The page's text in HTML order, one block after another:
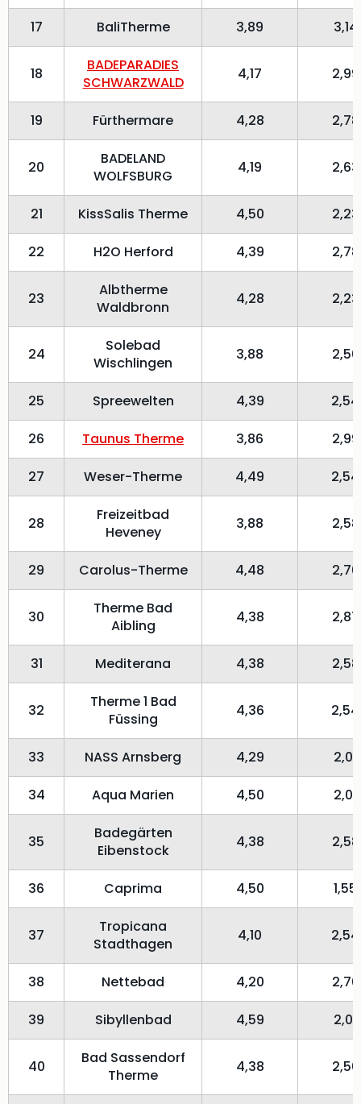
17 BaliTherme 3,89 3,14
18
BADEPARADIES
SCHWARZWALD
4,17 2,99
19 Fürthermare 4,28 2,78
20
BADELAND
WOLFSBURG
4,19 2,63
21 KissSalis Therme 4,50 2,23
22 H2O Herford 4,39 2,78
23
Albtherme
Waldbronn
4,28 2,23
24
Solebad
Wischlingen
3,88 2,50
25 Spreewelten 4,39 2,54
26 Taunus Therme 3,86 2,99
27 Weser-Therme 4,49 2,54
28
Freizeitbad
Heveney
3,88 2,58
29 Carolus-Therme 4,48 2,70
30
Therme Bad
Aibling
4,38 2,87
31 Mediterana 4,38 2,58
32
Therme 1 Bad
Füssing
4,36 2,54
33 NASS Arnsberg 4,29 2,01
34 Aqua Marien 4,50 2,01
35
Badegärten
Eibenstock
4,38 2,58
36 Caprima 4,50 1,55
37
Tropicana
Stadthagen
4,10 2,54
38 Nettebad 4,20 2,70
39 Sibyllenbad 4,59 2,01
40
Bad Sassendorf
Therme
4,38 2,50